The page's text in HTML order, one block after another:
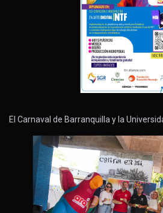
El Carnaval de Barranquilla y la